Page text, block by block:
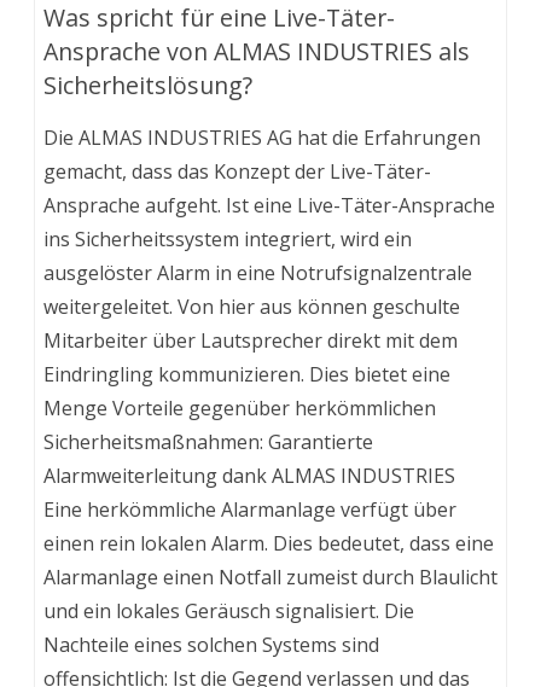
Was spricht für eine Live-Täter-
Ansprache von ALMAS INDUSTRIES als
Sicherheitslösung?
Die ALMAS INDUSTRIES AG hat die Erfahrungen
gemacht, dass das Konzept der Live-Täter-
Ansprache aufgeht. Ist eine Live-Täter-Ansprache
ins Sicherheitssystem integriert, wird ein
ausgelöster Alarm in eine Notrufsignalzentrale
weitergeleitet. Von hier aus können geschulte
Mitarbeiter über Lautsprecher direkt mit dem
Eindringling kommunizieren. Dies bietet eine
Menge Vorteile gegenüber herkömmlichen
Sicherheitsmaßnahmen: Garantierte
Alarmweiterleitung dank ALMAS INDUSTRIES
Eine herkömmliche Alarmanlage verfügt über
einen rein lokalen Alarm. Dies bedeutet, dass eine
Alarmanlage einen Notfall zumeist durch Blaulicht
und ein lokales Geräusch signalisiert. Die
Nachteile eines solchen Systems sind
offensichtlich: Ist die Gegend verlassen und das